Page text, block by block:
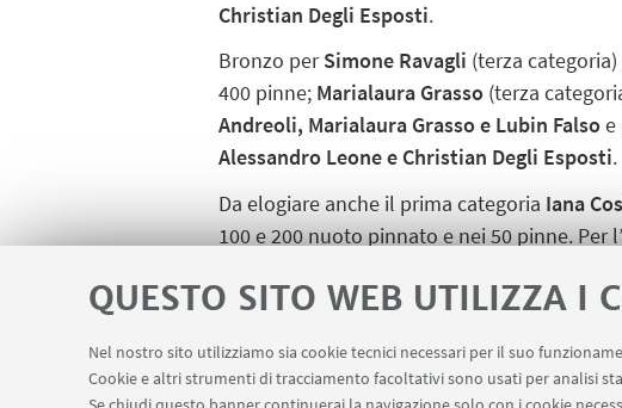
QUESTO SITO WEB UTILIZZA I
Nel nostro sito utilizziamo sia cookie tecnici necessari per il suo
Cookie e altri strumenti di tracciamento facoltativi sono usati per analisi
Christian Degli Esposti.
Bronzo perSimone Ravagli (terza
400 pinne; Marialaura Grasso (terza
Andreoli, Marialaura Grasso e Lubin Falsoe
Alessandro Leone e Christian Degli Esposti.
Da elogiare anche il prima categoria Iana
100 e 200 nuoto pinnato e nei 50 pinne.
Nella foto, dietro, da sinistra: Gianluca
Ravagli e Christian Degli Esposti. In prima